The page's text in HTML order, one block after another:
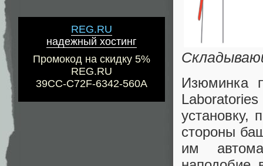
REG.RU
надежный хостинг
Промокод на скидку 5%
REG.RU
39CC-C72F-6342-560A
Изюминка
Laboratories
установку,
стороны
им